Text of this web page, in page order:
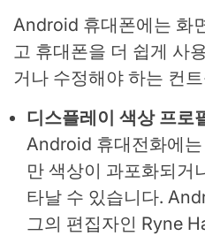
Android 휴대폰에는 화
고 휴대폰을 더 쉽게 사
거나 수정해야 하는 컨
디스플레이 색상 프로
Android 휴대전화에
만 색상이 과포화되거
타날 수 있습니다.
그의 편집자인 Ryne